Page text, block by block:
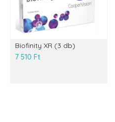
Biofinity XR (3 db)
7 510 Ft